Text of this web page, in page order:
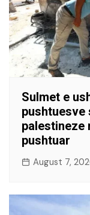
Sulmet e
pushtuesve
palestineze
pushtuar
August 7,